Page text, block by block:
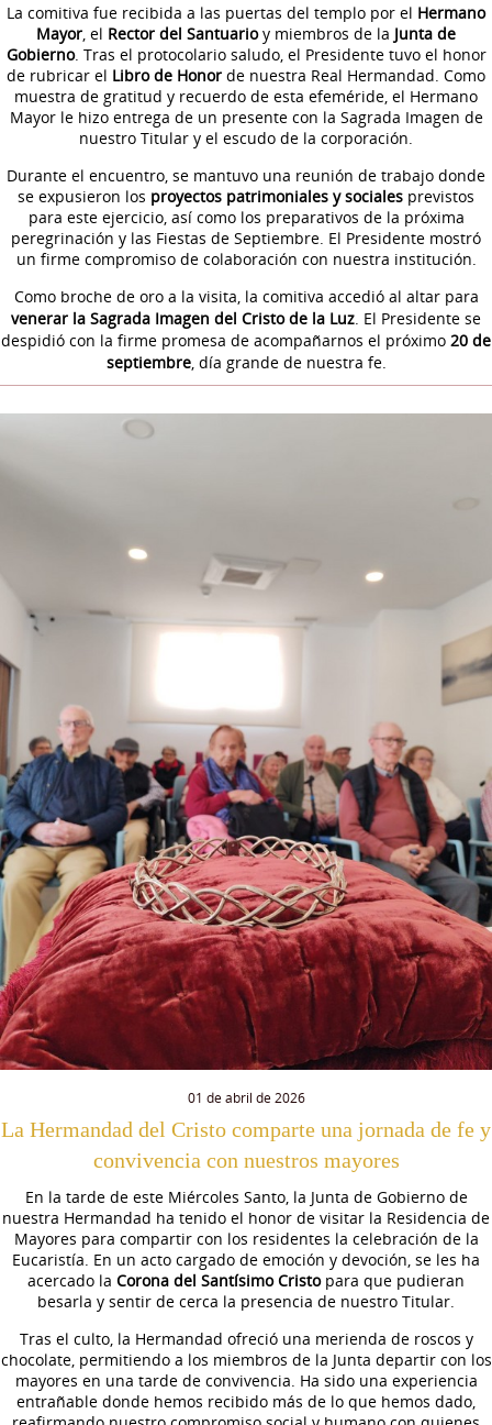
La comitiva fue recibida a las puertas del templo por el Hermano
Mayor , el Rector del Santuarioy miembros de la Junta de
Gobierno. Tras el protocolario saludo, el Presidente tuvo el honor
de rubricar el Libro de Honor de nuestra Real Hermandad. Como
muestra de gratitud y recuerdo de esta efeméride, el Hermano
Mayor le hizo entrega de un presente con la Sagrada Imagen de
nuestro Titular y el escudo de la corporación.
Durante el encuentro, se mantuvo una reunión de trabajo donde
se expusieron los proyectos patrimoniales y sociales previstos
para este ejercicio, así como los preparativos de la próxima
peregrinación y las Fiestas de Septiembre. El Presidente mostró
un firme compromiso de colaboración con nuestra institución.
Como broche de oro a la visita, la comitiva accedió al altar para
venerar la Sagrada Imagen del Cristo de la Luz . El Presidente se
despidió con la firme promesa de acompañarnos el próximo 20 de
septiembre, día grande de nuestra fe.
01 de abril de 2026
La Hermandad del Cristo comparte una jornada de fe y
convivencia con nuestros mayores
En la tarde de este Miércoles Santo, la Junta de Gobierno de
nuestra Hermandad ha tenido el honor de visitar la Residencia de
Mayores para compartir con los residentes la celebración de la
Eucaristía. En un acto cargado de emoción y devoción, se les ha
acercado la Corona del Santísimo Cristopara que pudieran
besarla y sentir de cerca la presencia de nuestro Titular.
Tras el culto, la Hermandad ofreció una merienda de roscos y
chocolate, permitiendo a los miembros de la Junta departir con los
mayores en una tarde de convivencia. Ha sido una experiencia
entrañable donde hemos recibido más de lo que hemos dado,